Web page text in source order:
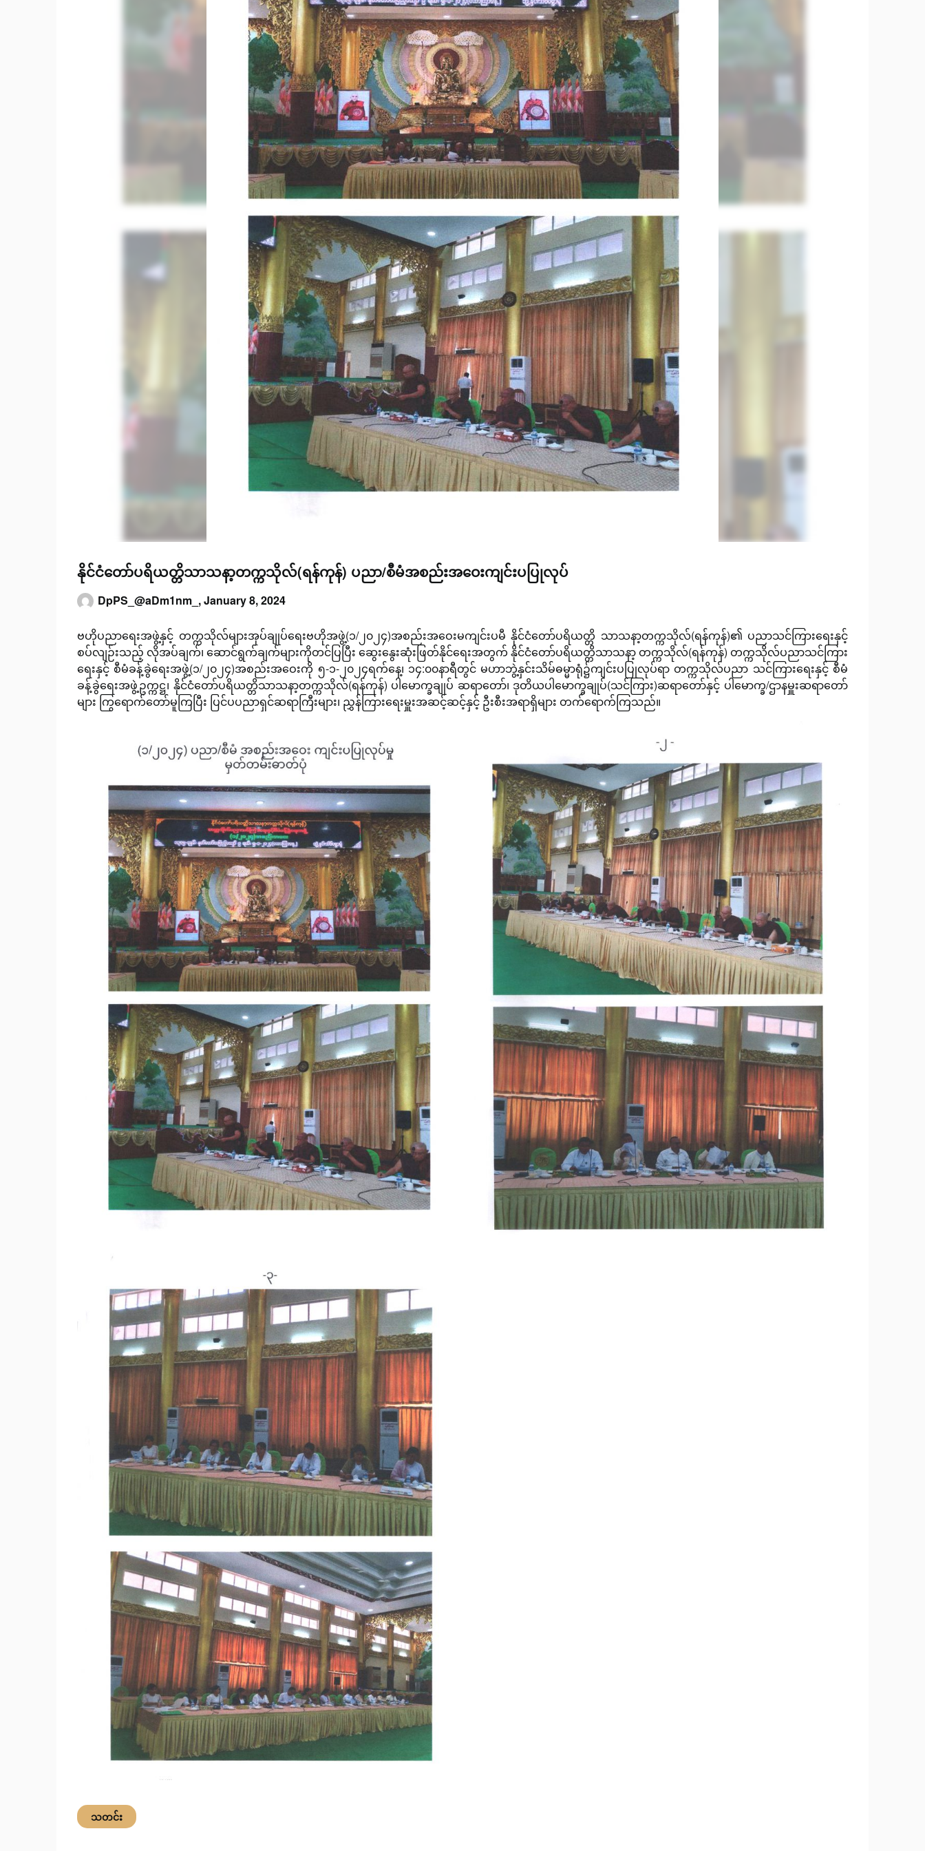
နိုင်ငံတော်ပရိယတ္တိသာသနာ့တက္ကသိုလ်(ရန်ကုန်) ပညာ/စီမံအစည်းအဝေးကျင်းပပြုလုပ်
DpPS_@aDm1nm_,January 8, 2024
ဗဟိုပညာရေးအဖွဲ့နှင့် တက္ကသိုလ်များအုပ်ချုပ်ရေးဗဟိုအဖွဲ့(၁/၂၀၂၄)အစည်းအဝေးမကျင်းပမီ နိုင်ငံတော်ပရိယတ္တိ သာသနာ့တက္ကသိုလ်(ရန်ကုန်)၏ ပညာသင်ကြားရေးနှင့်
စပ်လျဉ်းသည့် လိုအပ်ချက်၊ ဆောင်ရွက်ချက်များကိုတင်ပြပြီး ဆွေးနွေးဆုံးဖြတ်နိုင်ရေးအတွက် နိုင်ငံတော်ပရိယတ္တိသာသနာ့ တက္ကသိုလ်(ရန်ကုန်) တက္ကသိုလ်ပညာသင်ကြား
ရေးနှင့် စီမံခန့်ခွဲရေးအဖွဲ့(၁/၂၀၂၄)အစည်းအဝေးကို ၅-၁-၂၀၂၄ရက်နေ့၊ ၁၄:၀၀နာရီတွင် မဟာဘွဲ့နှင်းသိမ်ဓမ္မာရုံ၌ကျင်းပပြုလုပ်ရာ တက္ကသိုလ်ပညာ သင်ကြားရေးနှင့် စီမံ
ခန့်ခွဲရေးအဖွဲ့ဥက္ကဋ္ဌ၊ နိုင်ငံတော်ပရိယတ္တိသာသနာ့တက္ကသိုလ်(ရန်ကုန်) ပါမောက္ခချုပ် ဆရာတော်၊ ဒုတိယပါမောက္ခချုပ်(သင်ကြား)ဆရာတော်နှင့် ပါမောက္ခ/ဌာနမှူးဆရာတော်
များ ကြွရောက်တော်မူကြပြီး ပြင်ပပညာရှင်ဆရာကြီးများ၊ ညွှန်ကြားရေးမှူးအဆင့်ဆင့်နှင့် ဦးစီးအရာရှိများ တက်ရောက်ကြသည်။
သတင်း